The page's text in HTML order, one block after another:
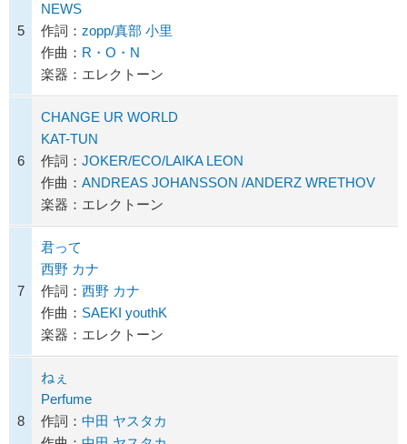
5
NEWS
作詞： zopp/真部 小里
作曲： R・O・N
楽器：エレクトーン
6
CHANGE UR WORLD
KAT-TUN
作詞： JOKER/ECO/LAIKA LEON
作曲： ANDREAS JOHANSSON /ANDERZ WRETHOV
楽器：エレクトーン
7
君って
西野 カナ
作詞： 西野 カナ
作曲： SAEKI youthK
楽器：エレクトーン
8
ねぇ
Perfume
作詞： 中田 ヤスタカ